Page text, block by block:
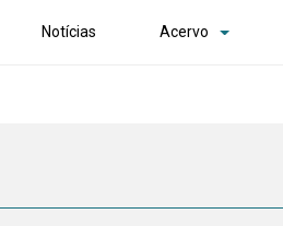
Notícias Acervo